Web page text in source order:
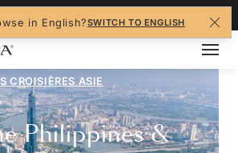
in English?SWITCH TO ENGLISH
CROISIÈRES ASIE
Philippines &